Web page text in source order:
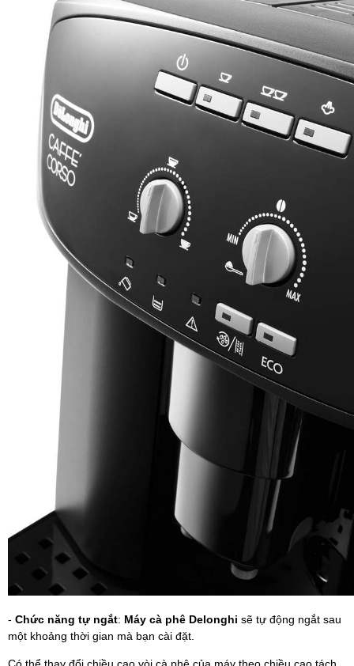
- Chức năng tự ngắt: Máy cà phê Delonghi sẽ tự động ngắt sau
một khoảng thời gian mà bạn cài đặt.
Có thể thay đổi chiều cao vòi cà phê của máy theo chiều cao tách